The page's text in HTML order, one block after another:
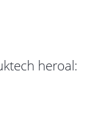
heroal: